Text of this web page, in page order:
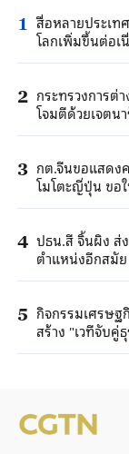
1 สื่อหลายประเท
โลกเพิ่มขึ้นต่อเ
2 กระทรวงการ
โจมตีด้วยเจตน
3 กต.จีนขอแสดง
โมโตะญี่ปุ่น ขอ
4 ปธน.สี จิ้นผิง ส่
ตำแหน่งอีกสมัย
5 กิจกรรมเศรษฐ
สร้าง "เวทีจับคู่